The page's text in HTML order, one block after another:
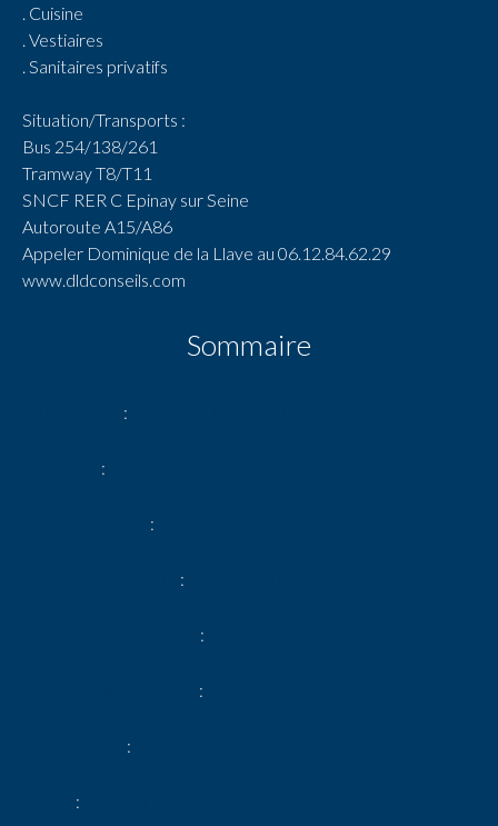
. Cuisine
. Vestiaires
. Sanitaires privatifs
Situation/Transports :
Bus 254/138/261
Tramway T8/T11
SNCF RER C Epinay sur Seine
Autoroute A15/A86
Appeler Dominique de la Llave au 06.12.84.62.29
www.dldconseils.com
Sommaire